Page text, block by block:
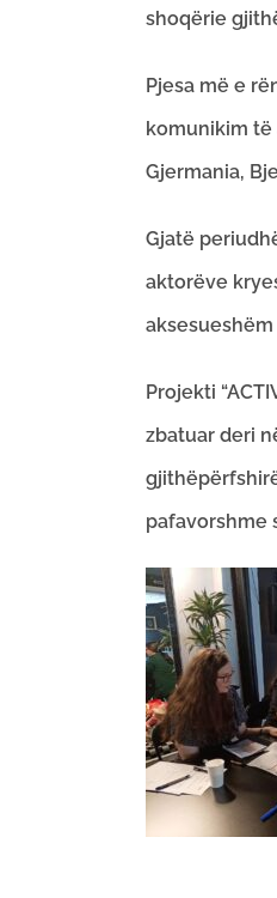
shoqërie
Pjesa më e
komunikim të
Gjermania,
Gjatë
aktorëve
Projekti
zbatuar deri
pafavorshme